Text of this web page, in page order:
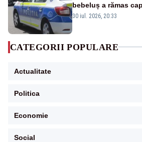
bebeluș a rămas
din cauza unei
30 iul. 2026, 20:33
CATEGORII POPULARE
Actualitate
Politica
Economie
Social